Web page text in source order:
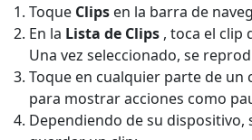
Toque Clips en la barra de
En la Lista de Clips , toca el clip
Una vez seleccionado, se
Toque en cualquier parte de un
para mostrar acciones como
Dependiendo de su dispositivo,